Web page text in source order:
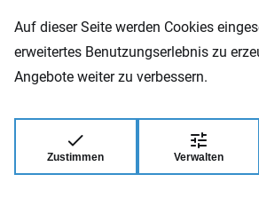
Auf dieser Seite werden Cookies
erweitertes Benutzungserlebnis zu
Angebote weiter zu verbessern.
Zustimmen Verwalten
Gewerbepark 46
D-08258 Markneukirchen
© 2026 Warwick GmbH & Co Music Equipment
KG.